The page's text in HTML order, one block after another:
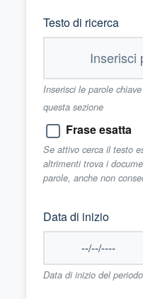
Testo di ricerca
Inserisci le parole
questa sezione
Frase esatta
Se attivo cerca il testo
altrimenti trova i
parole, anche non
Data di inizio
Data di inizio del